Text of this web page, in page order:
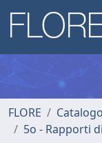
FLORE
5o - Rapporti